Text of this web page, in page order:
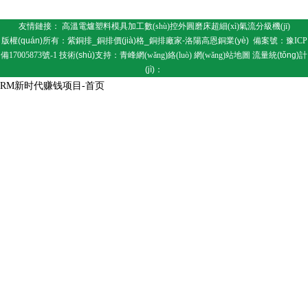
友情鏈接： 高溫電爐塑料模具加工數(shù)控外圓磨床超細(xì)氣流分級機(jī)
版權(quán)所有：紫銅排_銅排價(jià)格_銅排廠家-洛陽高恩銅業(yè) 備案號： 豫ICP
備17005873號-1 技術(shù)支持： 青峰網(wǎng)絡(luò) 網(wǎng)站地圖 流量統(tǒng)計
(jì)：
RM新时代赚钱项目-首页